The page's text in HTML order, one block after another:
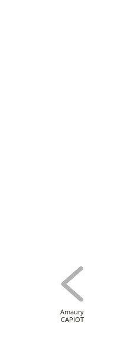
Amaury
CAPIOT